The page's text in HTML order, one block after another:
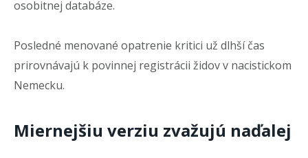
osobitnej databáze.
Posledné menované opatrenie kritici už dlhší čas
prirovnávajú k povinnej registrácii židov v nacistickom
Nemecku.
Miernejšiu verziu zvažujú naďalej